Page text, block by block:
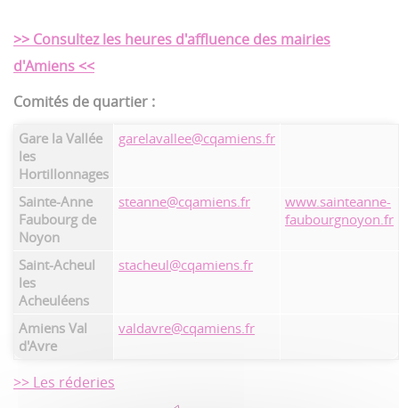
>> Consultez les heures d'affluence des mairies
d'Amiens <<
Comités de quartier :
Gare la Vallée
les
Hortillonnages
garelavallee@cqamiens.fr
Sainte-Anne
Faubourg de
Noyon
steanne@cqamiens.fr
www.sainteanne-
faubourgnoyon.fr
Saint-Acheul
les
Acheuléens
stacheul@cqamiens.fr
Amiens Val
d'Avre
valdavre@cqamiens.fr
>> Les réderies